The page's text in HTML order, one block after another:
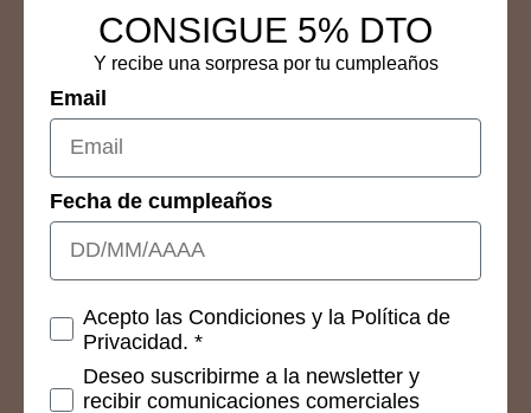
CONSIGUE 5% DTO
Y recibe una sorpresa por tu cumpleaños
Email
Fecha de cumpleaños
Consetimientos
Acepto las Condiciones y la Política de
Privacidad. *
Deseo suscribirme a la newsletter y
recibir comunicaciones comerciales